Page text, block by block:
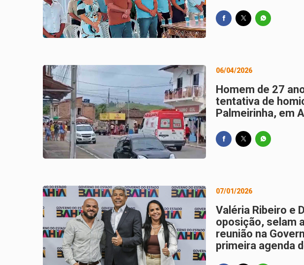
06/04/2026
Homem de 27
tentativa de
Palmeirinha, em
07/01/2026
Valéria Ribeiro e
oposição, selam
reunião na
primeira agenda